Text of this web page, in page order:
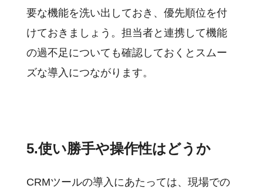
要な機能を洗い出しておき、優先順位を付
けておきましょう。担当者と連携して機能
の過不足についても確認しておくとスムー
ズな導入につながります。
5.使い勝手や操作性はどうか
CRMツールの導入にあたっては、現場での